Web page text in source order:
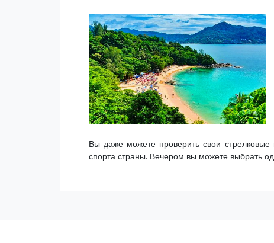
Вы даже можете проверить свои стрелковые
спорта страны. Вечером вы можете выбрать